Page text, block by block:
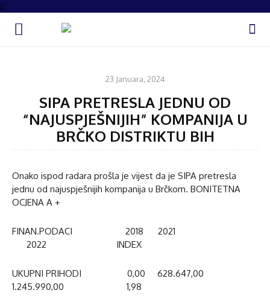
23 Januara, 2024
SIPA PRETRESLA JEDNU OD
“NAJUSPJEŠNIJIH” KOMPANIJA U
BRČKO DISTRIKTU BIH
Onako ispod radara prošla je vijest da je SIPA pretresla
jednu od najuspješnijih kompanija u Brčkom. BONITETNA
OCJENA A +
FINAN.PODACI 2018 2021
2022 INDEX
UKUPNI PRIHODI 0,00 628.647,00
1.245.990,00 1,98